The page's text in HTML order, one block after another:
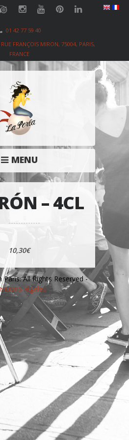
01 42 77 59 40
FRANÇOIS MIRON, 75004, PARIS,
FRANCE
MENU
– 4CL
10,30€
All Rights Reserved -
légales